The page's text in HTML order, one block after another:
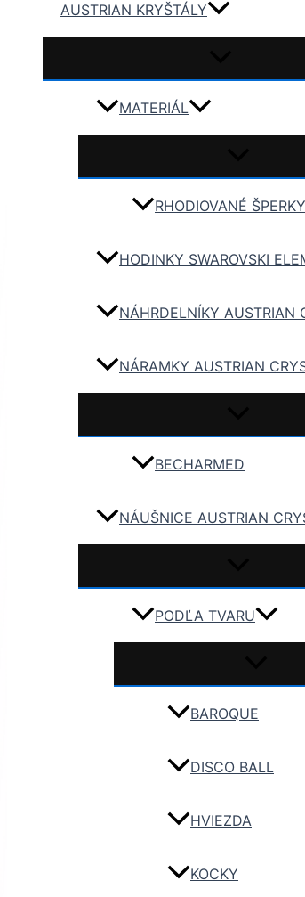
AUSTRIAN KRYŠTÁLY
MATERIÁL
RHODIOVANÉ ŠPERKY
HODINKY SWAROVSKI
NÁHRDELNÍKY AUSTRIAN
NÁRAMKY AUSTRIAN
BECHARMED
NÁUŠNICE AUSTRIAN
PODĽA TVARU
BAROQUE
DISCO BALL
HVIEZDA
KOCKY